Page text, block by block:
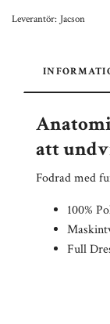
Leverantör: Jacson
att
Fodrad med
100%
Full